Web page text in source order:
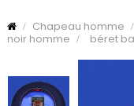
Chapeau homme
noir homme
béret